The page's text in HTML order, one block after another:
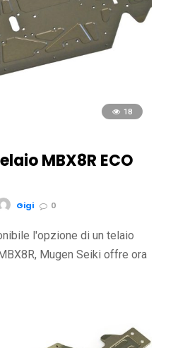
18
MBX8R ECO
Gigi 0
l'opzione di un telaio
Mugen Seiki offre ora